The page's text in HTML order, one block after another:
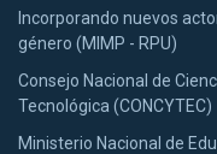
Incorporando nuevos
género (MIMP - RPU)
Consejo Nacional de
Tecnológica (CONCYTEC)
Ministerio Nacional de